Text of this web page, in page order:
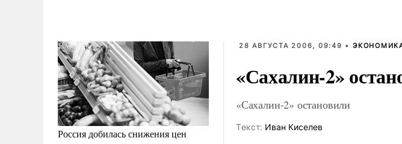
Россия добилась снижения цен
28 АВГУСТА 2006, 09:49 •
«Сахалин-2»
«Сахалин-2» остановили
Tекст: Иван Киселев